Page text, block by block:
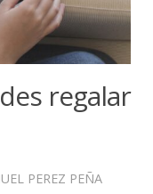
regalar
PEREZ PEÑA